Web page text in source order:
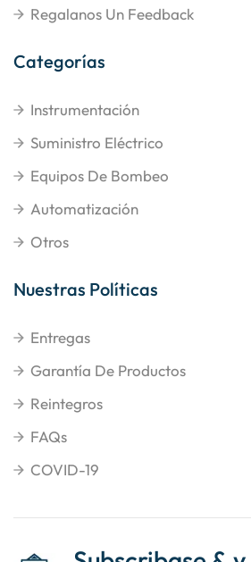
Regalanos Un Feedback
Categorías
Instrumentación
Suministro Eléctrico
Equipos De Bombeo
Automatización
Otros
Nuestras Políticas
Entregas
Garantía De Productos
Reintegros
FAQs
COVID-19